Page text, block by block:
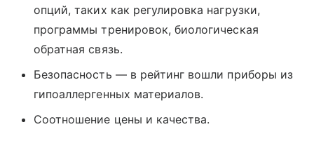
опций, таких как регулировка нагрузки,
программы тренировок, биологическая
обратная связь.
Безопасность — в рейтинг вошли приборы из
гипоаллергенных материалов.
Соотношение цены и качества.